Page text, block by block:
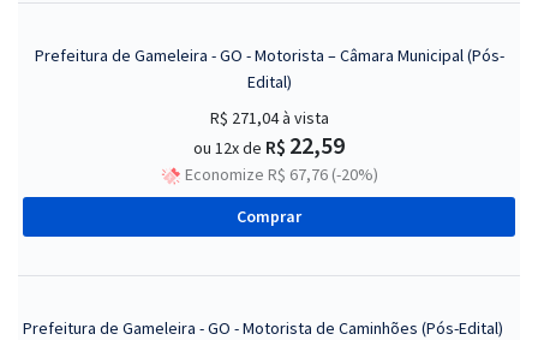
Prefeitura de Gameleira - GO - Motorista – Câmara Municipal (Pós-
Edital)
R$ 271,04à vista
ou 12x de R$ 22,59
Economize R$ 67,76 (-20%)
Comprar
Prefeitura de Gameleira - GO - Motorista de Caminhões (Pós-Edital)